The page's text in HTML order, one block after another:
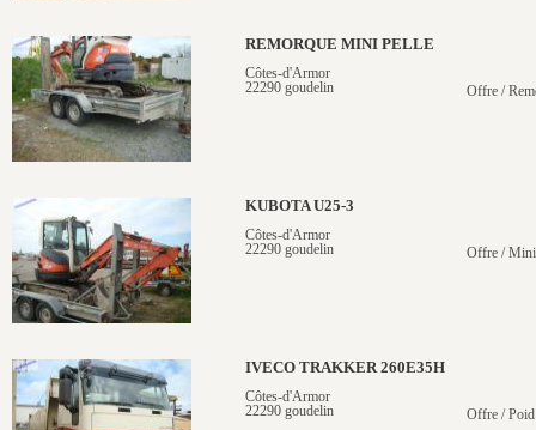
REMORQUE MINI PELLE
Côtes-d'Armor
22290 goudelin
Offre /
KUBOTA U25-3
Côtes-d'Armor
22290 goudelin
Offre /
IVECO TRAKKER 260E35H
Côtes-d'Armor
22290 goudelin
Offre /